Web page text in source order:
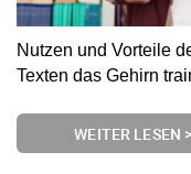
Nutzen und Vorteile
Texten das Gehirn
WEITER LESEN >